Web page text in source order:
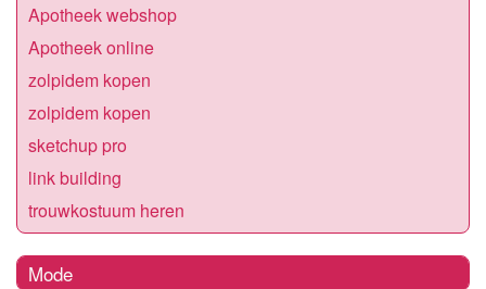
Apotheek webshop
Apotheek online
zolpidem kopen
zolpidem kopen
sketchup pro
link building
trouwkostuum heren
Mode